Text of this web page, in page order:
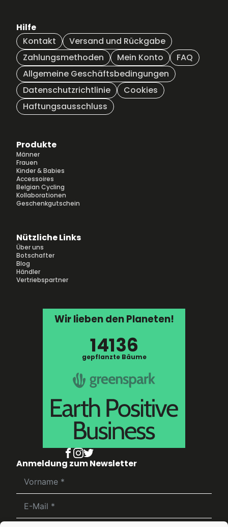
Hilfe
Kontakt
Versand und Rückgabe
Zahlungsmethoden
Mein Konto
FAQ
Allgemeine Geschäftsbedingungen
Datenschutzrichtlinie
Cookies
Haftungsausschluss
Produkte
Männer
Frauen
Kinder & Babies
Accessoires
Belgian Cycling
Kollaborationen
Geschenkgutschein
Nützliche Links
Über uns
Botschafter
Blog
Händler
Vertriebspartner
Wir lieben den Planeten!
14136
gepflanzte Bäume
Anmeldung zum Newsletter